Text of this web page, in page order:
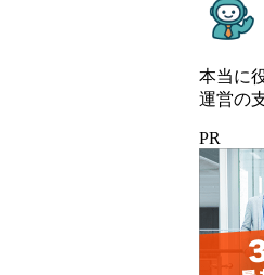
本当に
運営の
PR